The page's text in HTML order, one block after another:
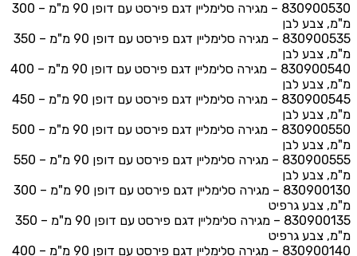
830900530 – מגירה סלימליין דגם פירסט עם דופן 90 מ"מ – 300
מ"מ, צבע לבן
830900535 – מגירה סלימליין דגם פירסט עם דופן 90 מ"מ – 350
מ"מ, צבע לבן
830900540 – מגירה סלימליין דגם פירסט עם דופן 90 מ"מ – 400
מ"מ, צבע לבן
830900545 – מגירה סלימליין דגם פירסט עם דופן 90 מ"מ – 450
מ"מ, צבע לבן
830900550 – מגירה סלימליין דגם פירסט עם דופן 90 מ"מ – 500
מ"מ, צבע לבן
830900555 – מגירה סלימליין דגם פירסט עם דופן 90 מ"מ – 550
מ"מ, צבע לבן
830900130 – מגירה סלימליין דגם פירסט עם דופן 90 מ"מ – 300
מ"מ, צבע גרפיט
830900135 – מגירה סלימליין דגם פירסט עם דופן 90 מ"מ – 350
מ"מ, צבע גרפיט
830900140 – מגירה סלימליין דגם פירסט עם דופן 90 מ"מ – 400